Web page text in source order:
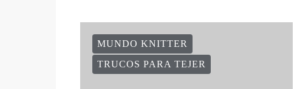
MUNDO KNITTER
TRUCOS PARA TEJER